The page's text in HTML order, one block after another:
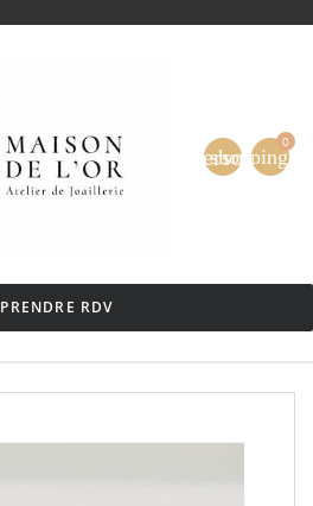
person
0
PRENDRE RDV